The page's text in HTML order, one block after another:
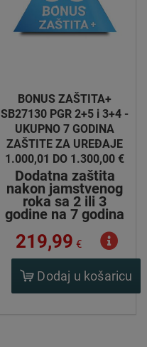
BONUS ZAŠTITA+
SB27130 PGR 2+5 i 3+4 -
UKUPNO 7 GODINA
ZAŠTITE ZA UREĐAJE
1.000,01 DO 1.300,00 €
Dodatna zaštita
nakon jamstvenog
roka sa 2 ili 3
godine na 7 godina
219,99 €
Dodaj u košaricu